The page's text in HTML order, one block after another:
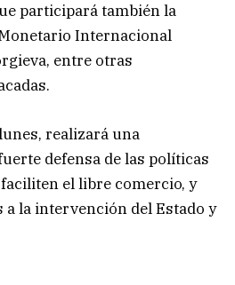
participará también la
Internacional
entre otras
realizará una
defensa de las políticas
el libre comercio, y
la intervención del Estado y